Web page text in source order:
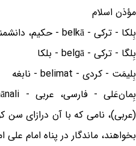
مؤذن اسلام
بِلکا - ترکی - belkā - حکیم، دانشمند، دانا
بِلگا - ترکی - belgā - بلکا
بِلیمَت - کردی - belimat - نابغه
(عربی)، نامی که با آن درازای سن
بخواهند، ماندگار در پناه امام